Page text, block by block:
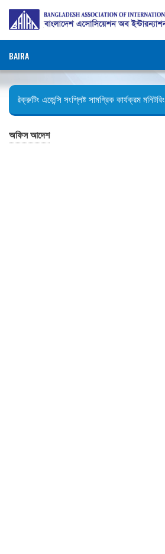
BAIRA
রিক্রুটিং এজেন্সি সংশ্লিষ্ট সামগ্রিক কার্যক্রম মনিটরিং
অফিস আদেশ